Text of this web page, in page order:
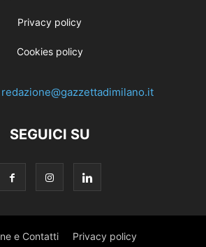
Privacy policy
Cookies policy
redazione@gazzettadimilano.it
SEGUICI SU
e Contatti Privacy policy